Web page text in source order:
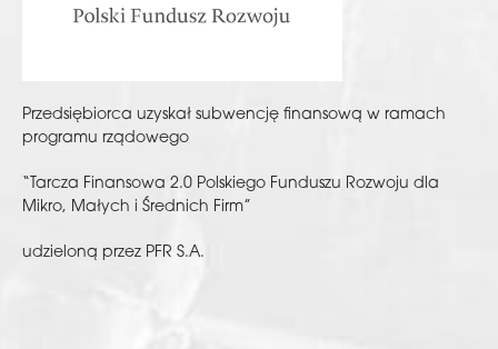
Przedsiębiorca uzyskał subwencję finansową w ramach
programu rządowego
“Tarcza Finansowa 2.0 Polskiego Funduszu Rozwoju dla
Mikro, Małych i Średnich Firm”
udzieloną przez PFR S.A.